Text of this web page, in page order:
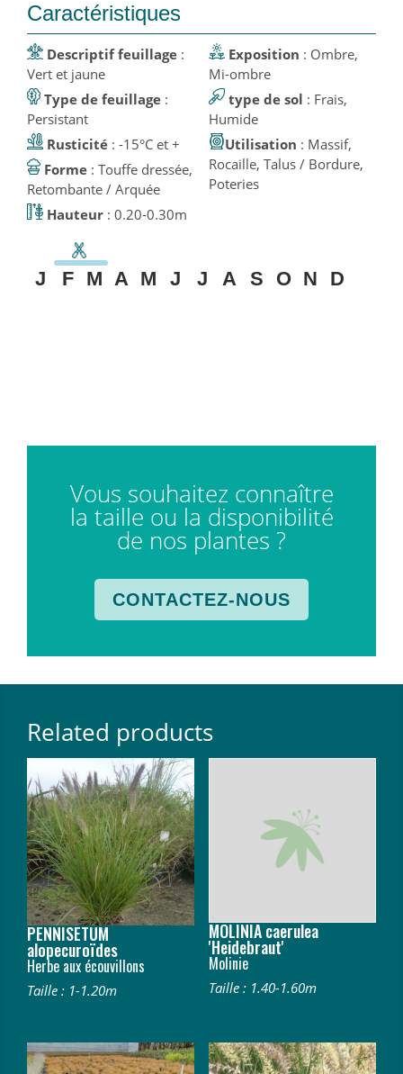
Caractéristiques
Descriptif feuillage :
Vert et jaune
Type de feuillage :
Persistant
Rusticité : -15°C et +
Forme : Touffe dressée,
Retombante / Arquée
Hauteur : 0.20-0.30m
Exposition : Ombre,
Mi-ombre
type de sol : Frais,
Humide
Utilisation : Massif,
Rocaille, Talus / Bordure,
Poteries
J F M A M J J A S O N D
Vous souhaitez connaître
la taille ou la disponibilité
de nos plantes ?
CONTACTEZ-NOUS
Related products
PENNISETUM
alopecuroïdes
Herbe aux écouvillons
Taille : 1-1.20m
MOLINIA caerulea
'Heidebraut'
Molinie
Taille : 1.40-1.60m